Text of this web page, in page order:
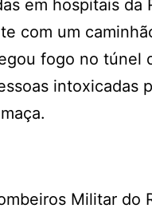
em hospitais da
com um
fogo no túnel
intoxicadas
Militar do